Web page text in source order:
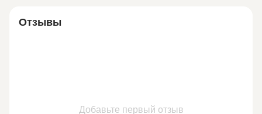
Отзывы
Добавьте первый отзыв